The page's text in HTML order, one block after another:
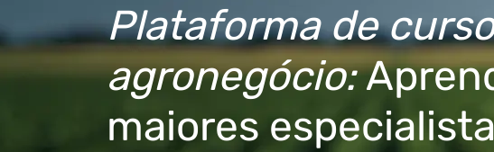
Plataforma de
agronegócio:
maiores